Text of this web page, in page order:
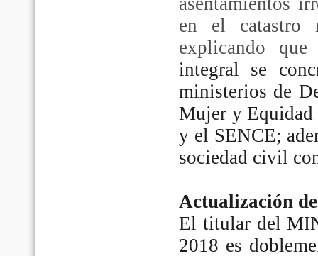
en el catastro
explicando que
integral se
ministerios de
Mujer y Equidad
y el SENCE;
sociedad civil
Actualización
El titular del
2018 es